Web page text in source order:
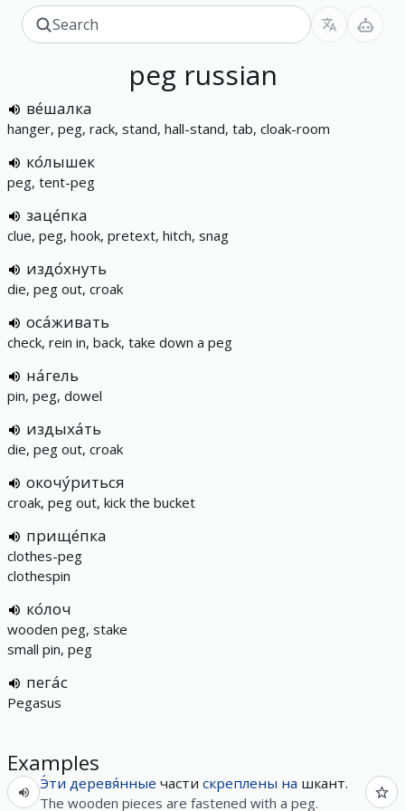
peg russian
ве́шалка
hanger, peg, rack, stand, hall-stand, tab, cloak-room
ко́лышек
peg, tent-peg
заце́пка
clue, peg, hook, pretext, hitch, snag
издо́хнуть
die, peg out, croak
оса́живать
check, rein in, back, take down a peg
на́гель
pin, peg, dowel
издыха́ть
die, peg out, croak
окочу́риться
croak, peg out, kick the bucket
прище́пка
clothes-peg
clothespin
ко́лоч
wooden peg, stake
small pin, peg
пега́с
Pegasus
Examples
Э́ти деревя́нные части скреплены на шкант.
The wooden pieces are fastened with a peg.